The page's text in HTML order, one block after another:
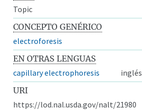
Topic
CONCEPTO GENÉRICO
electroforesis
EN OTRAS LENGUAS
capillary electrophoresis
inglés
URI
https://lod.nal.usda.gov/nalt/21980